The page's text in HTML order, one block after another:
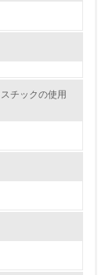
に活
チックの使用